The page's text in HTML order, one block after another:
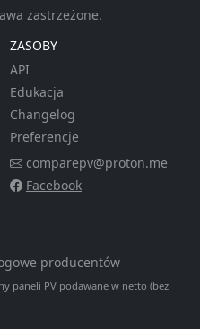
zastrzeżone.
ZASOBY
API
Edukacja
Changelog
Preferencje
comparepv@proton.me
Facebook
producentów
paneli PV podawane w netto (bez